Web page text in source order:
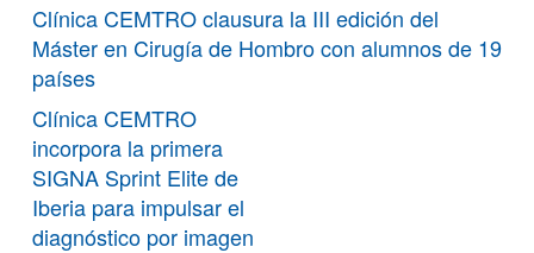
Clínica CEMTRO clausura la III edición del
Máster en Cirugía de Hombro con alumnos de 19
países
Clínica CEMTRO
incorpora la primera
SIGNA Sprint Elite de
Iberia para impulsar el
diagnóstico por imagen